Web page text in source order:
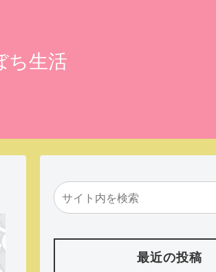
ち生活
最近の投稿